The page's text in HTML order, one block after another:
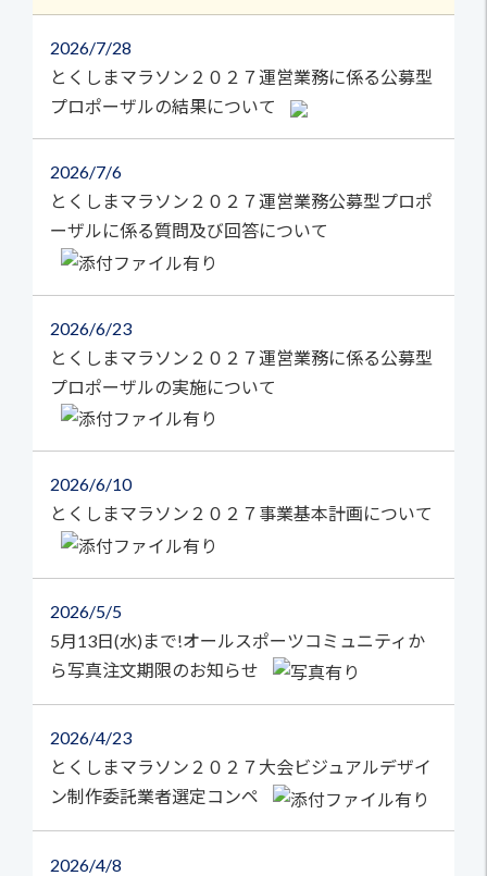
2026 7/28
とくしまマラソン２０２７運営業務に係る公募型
プロポーザルの結果について
2026 7/6
とくしまマラソン２０２７運営業務公募型プロポ
ーザルに係る質問及び回答について
2026 6/23
とくしまマラソン２０２７運営業務に係る公募型
プロポーザルの実施について
2026 6/10
とくしまマラソン２０２７事業基本計画について
2026 5/5
5月13日(水)まで!オールスポーツコミュニティか
ら写真注文期限のお知らせ
2026 4/23
とくしまマラソン２０２７大会ビジュアルデザイ
ン制作委託業者選定コンペ
2026 4/8